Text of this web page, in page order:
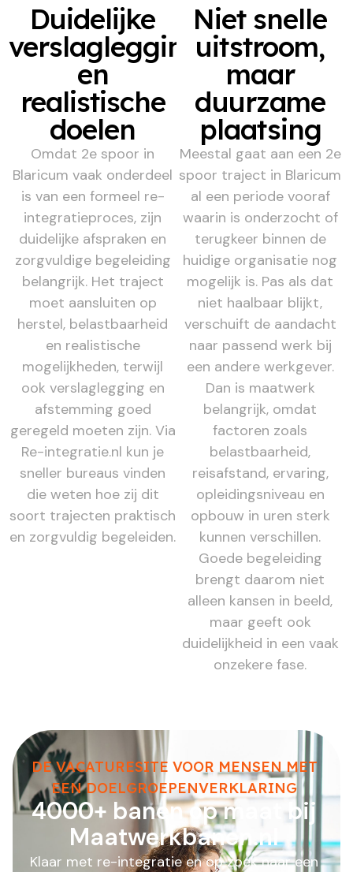
Duidelijke
verslaglegging
en
realistische
doelen
Omdat 2e spoor in
Blaricum vaak onderdeel
is van een formeel re-
integratieproces, zijn
duidelijke afspraken en
zorgvuldige begeleiding
belangrijk. Het traject
moet aansluiten op
herstel, belastbaarheid
en realistische
mogelijkheden, terwijl
ook verslaglegging en
afstemming goed
geregeld moeten zijn. Via
Re-integratie.nl kun je
sneller bureaus vinden
die weten hoe zij dit
soort trajecten praktisch
en zorgvuldig begeleiden.
Niet snelle
uitstroom,
maar
duurzame
plaatsing
Meestal gaat aan een 2e
spoor traject in Blaricum
al een periode vooraf
waarin is onderzocht of
terugkeer binnen de
huidige organisatie nog
mogelijk is. Pas als dat
niet haalbaar blijkt,
verschuift de aandacht
naar passend werk bij
een andere werkgever.
Dan is maatwerk
belangrijk, omdat
factoren zoals
belastbaarheid,
reisafstand, ervaring,
opleidingsniveau en
opbouw in uren sterk
kunnen verschillen.
Goede begeleiding
brengt daarom niet
alleen kansen in beeld,
maar geeft ook
duidelijkheid in een vaak
onzekere fase.
DE VACATURESITE VOOR MENSEN MET
EEN DOELGROEPENVERKLARING
4000+ banen op maat bij
Maatwerkbanen.nl
Klaar met re-integratie en op zoek naar een